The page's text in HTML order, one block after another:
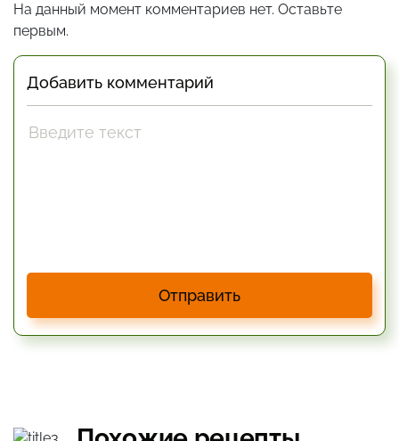
На данный момент комментариев нет. Оставьте
первым.
Добавить комментарий
Отправить